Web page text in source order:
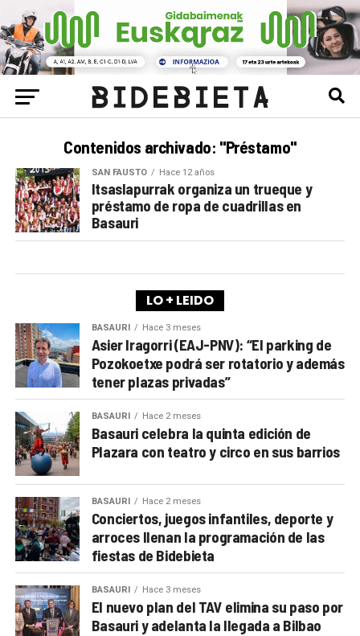
Contenidos archivado: "Préstamo"
SAN FAUSTO Hace 12 años
Itsaslapurrak organiza un trueque y
préstamo de ropa de cuadrillas en
Basauri
LO + LEIDO
BASAURI Hace 3 meses
Asier Iragorri (EAJ-PNV): “El parking de
Pozokoetxe podrá ser rotatorio y además
tener plazas privadas”
BASAURI Hace 2 meses
Basauri celebra la quinta edición de
Plazara con teatro y circo en sus barrios
BASAURI Hace 2 meses
Conciertos, juegos infantiles, deporte y
arroces llenan la programación de las
fiestas de Bidebieta
BASAURI Hace 3 meses
El nuevo plan del TAV elimina su paso por
Basauri y adelanta la llegada a Bilbao